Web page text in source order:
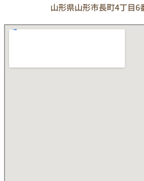
山形県山形市長町4丁目6